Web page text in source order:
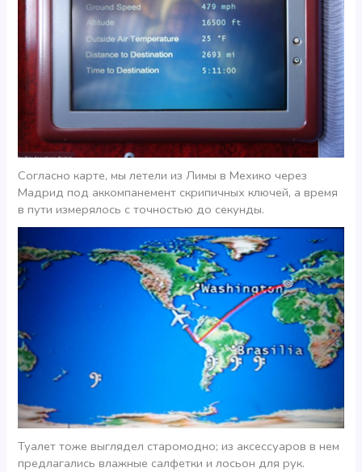
Согласно карте, мы летели из Лимы в Мехико через
Мадрид под аккомпанемент скрипичных ключей, а время
в пути измерялось с точностью до секунды.
Туалет тоже выглядел старомодно; из аксессуаров в нем
предлагались влажные салфетки и лосьон для рук.